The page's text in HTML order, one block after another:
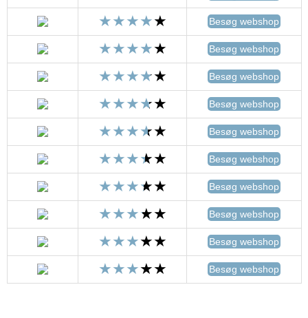
Besøg webshop
Besøg webshop
Besøg webshop
Besøg webshop
Besøg webshop
Besøg webshop
Besøg webshop
Besøg webshop
Besøg webshop
Besøg webshop